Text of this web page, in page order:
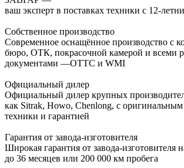
ваш эксперт в поставках техники с 12-
Собственное производство
Современное оснащённое производство с
бюро, ОТК, покрасочной камерой и всеми
документами —ОТТС и WMI
Официальный дилер
Официальный дилер крупных
как Sitrak, Howo, Chenlong, с оригинальным
техники и гарантией
Гарантия от завода-изготовителя
Широкая гарантия от завода-изготовителя
до 36 месяцев или 200 000 км пробега